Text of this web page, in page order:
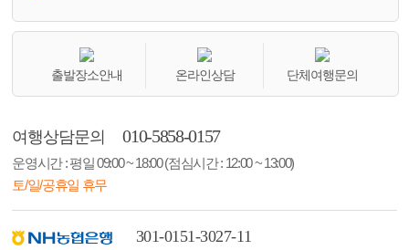
출발장소안내 온라인상담 단체여행문의
여행상담문의 010-5858-0157
운영시간 : 평일 09:00 ~ 18:00 (점심시간 : 12:00 ~ 13:00)
토/일/공휴일 휴무
301-0151-3027-11